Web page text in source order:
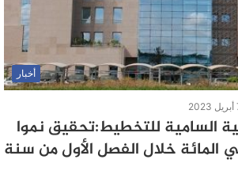
أخبار
السامية للتخطيط:تحقيق نموا
بنسبة 3 في المائة خلال الفصل الأول من سنة